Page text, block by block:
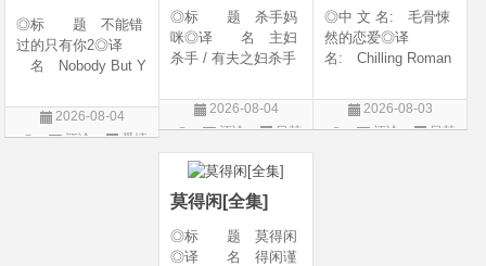
◎标 题 不能错
过的只有你2◎译
名 Nobody But Y
26◎产 地 中国
大陆◎类 别 喜
2026-08-04
评论
爱情
◎标 题 杀手妈
咪◎译 名 主妇
杀手 / 有夫之妇杀手
ler / A Bona Fide Kill
er◎年 代 2026
类 别 剧情 / 惊
悚◎语
2026-08-04
评论
日韩
剧
◎中 文 名: 毛骨悚
然的恋爱◎译
名: Chilling Roman
e: Find Me / Spellbo
und / Spooky in Lov
2026-08-03
评论
日韩
莫得闲[全集]
◎标 题 莫得闲
◎译 名 得闲谨